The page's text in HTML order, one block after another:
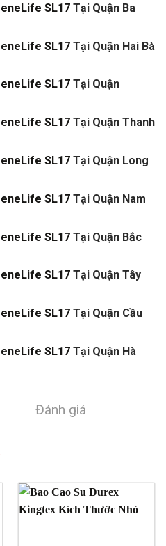
SL17 Tại Quận Ba
SL17 Tại Quận Hai Bà
SL17 Tại Quận
SL17 Tại Quận Thanh
SL17 Tại Quận Long
SL17 Tại Quận Nam
SL17 Tại Quận Bắc
SL17 Tại Quận Tây
SL17 Tại Quận Cầu
SL17 Tại Quận Hà
Đánh giá